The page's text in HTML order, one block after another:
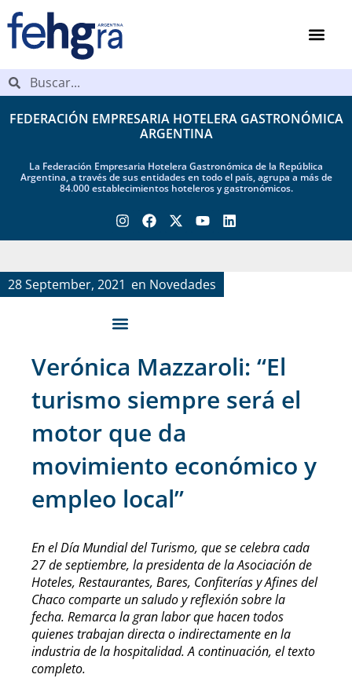
FEDERACIÓN EMPRESARIA HOTELERA GASTRONÓMICA
ARGENTINA
La Federación Empresaria Hotelera Gastronómica de la República
Argentina, a través de sus entidades en todo el país, agrupa a más de
84.000 establecimientos hoteleros y gastronómicos.
28 September, 2021 en Novedades
Verónica Mazzaroli: “El
turismo siempre será el
motor que da
movimiento económico y
empleo local”
En el Día Mundial del Turismo, que se celebra cada
27 de septiembre, la presidenta de la Asociación de
Hoteles, Restaurantes, Bares, Confiterías y Afines del
Chaco comparte un saludo y reflexión sobre la
fecha. Remarca la gran labor que hacen todos
quienes trabajan directa o indirectamente en la
industria de la hospitalidad. A continuación, el texto
completo.